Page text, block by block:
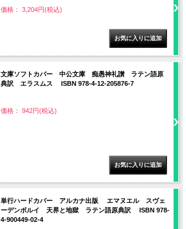
価格： 3,204円(税込)
文庫ソフトカバー 中公文庫 痴愚神礼讃 ラテン語原
典訳 エラスムス ISBN 978-4-12-205876-7
価格： 942円(税込)
単行ハードカバー アルカナ出版 エマヌエル スヴェ
ーデンボルイ 天界と地獄 ラテン語原典訳 ISBN 978-
4-900449-02-4